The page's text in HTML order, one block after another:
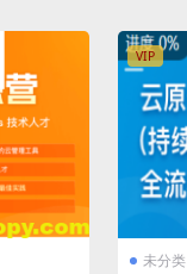
VIP
未分类